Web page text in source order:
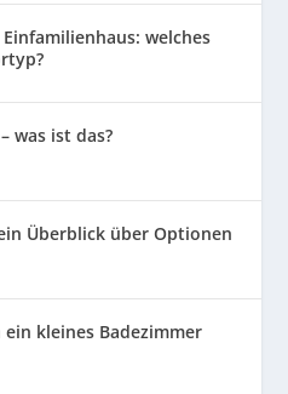
welches
was ist das?
Überblick über Optionen
kleines Badezimmer